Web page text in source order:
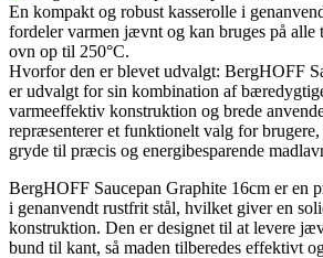
En kompakt og robust kasserolle i
fordeler varmen jævnt og kan bruges på alle
ovn op til 250°C.
Hvorfor den er blevet udvalgt: BergHOFF
er udvalgt for sin kombination af
varmeeffektiv konstruktion og brede
repræsenterer et funktionelt valg for
gryde til præcis og energibesparende
BergHOFF Saucepan Graphite 16cm er en
i genanvendt rustfrit stål, hvilket giver en
konstruktion. Den er designet til at levere
bund til kant, så maden tilberedes effektivt